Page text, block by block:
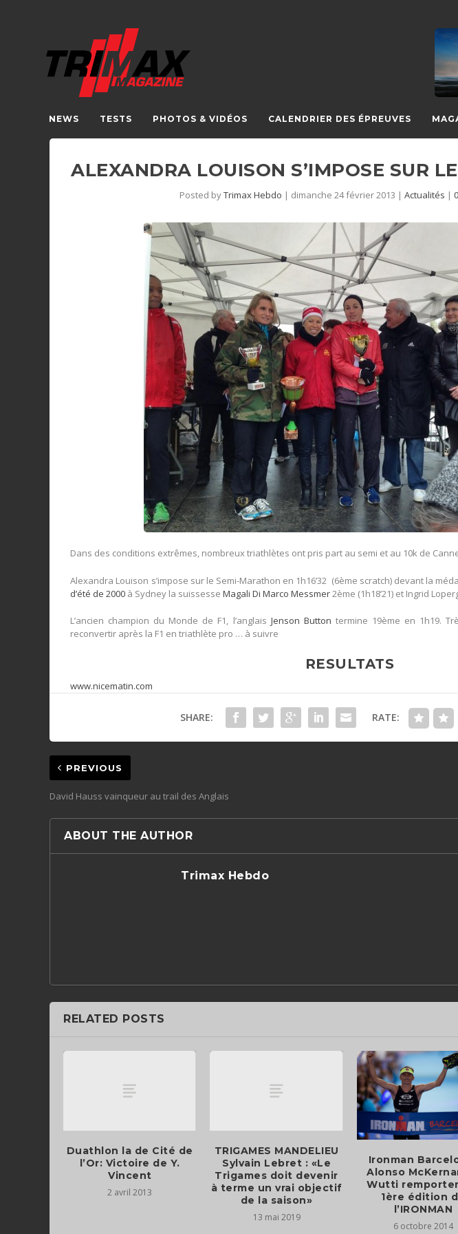
NEWS TESTS PHOTOS & VIDÉOS CALENDRIER DES ÉPREUVES
ALEXANDRA LOUISON S’IMPOSE SUR
Posted byTrimax Hebdo | dimanche 24 février 2013 | Actualités | 0
Dans des conditions extrêmes, nombreux triathlètes ont pris part au semi et au 10k de
Alexandra Louison s’impose sur le Semi-Marathon en 1h16’32 (6ème scratch) devant la
d’été de 2000 à Sydney la suissesseMagali Di Marco Messmer 2ème (1h18’21) et Ingrid
L’ancien champion du Monde de F1, l’anglais Jenson Button termine 19ème en 1h19.
reconvertir après la F1 en triathlète pro … à suivre
RESULTATS
www.nicematin.com
SHARE: RATE:
PREVIOUS
David Hauss vainqueur au trail des Anglais
ABOUT THE AUTHOR
Trimax Hebdo
RELATED POSTS
Duathlon la de Cité de
l’Or: Victoire de Y.
Vincent
2 avril 2013
TRIGAMES MANDELIEU
Sylvain Lebret : «Le
Trigames doit devenir
à terme un vrai objectif
de la saison»
13 mai 2019
Ironman
Alonso
Wutti
1ère édition
l’IRONMAN
6 octobre 2014